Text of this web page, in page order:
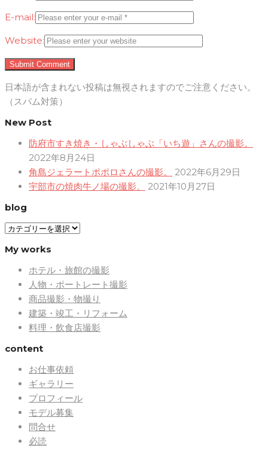
E-mail:
Website:
日本語が含まれない投稿は無視されますのでご注意ください。
（スパム対策）
New Post
防府市すき焼き・しゃぶしゃぶ「いち遊」さんの撮影。
2022年8月24日
角島ジェラートポポロさんの撮影。
2022年6月29日
宇部市の焼肉牛ノ場の撮影。
2021年10月27日
blog
blog
My works
ホテル・旅館の撮影
人物・ポートレート撮影
商品撮影・物撮り
建築・竣工・リフォーム
料理・飲食店撮影
content
お仕事依頼
ギャラリー
プロフィール
モデル募集
問合せ
必読